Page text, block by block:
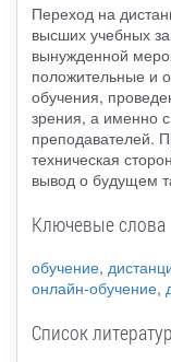
Переход на
высших учебных
вынужденной
положительные и
обучения,
зрения, а именно
преподавателей.
техническая
вывод о будущем
Ключевые слова
обучение,
онлайн-обучение,
Список